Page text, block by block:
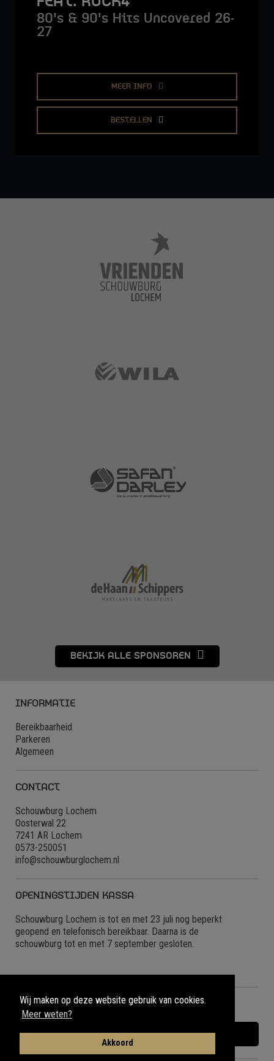
Wij maken op deze website gebruik van cookies.
Meer weten?
Akkoord
80's & 90's Hits Uncovered 26-
27
MEER INFO
BESTELLEN
BEKIJK ALLE SPONSOREN
INFORMATIE
Bereikbaarheid
Parkeren
Algemeen
CONTACT
Schouwburg Lochem
Oosterwal 22
7241 AR Lochem
0573-250051
info@schouwburglochem.nl
OPENINGSTIJDEN KASSA
Schouwburg Lochem is tot en met 23 juli nog beperkt
geopend en telefonisch bereikbaar. Daarna is de
schouwburg tot en met 7 september gesloten.
NIEUWBRIEF
MELD JE AAN VOOR ONZE NIEUWSBRIEF